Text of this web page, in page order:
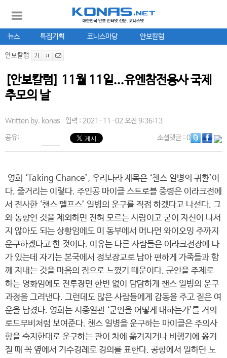
뉴스 특집기획 코나스마당 안보칼럼
안보칼럼
[안보칼럼] 11월 11일...유엔참전용사 국제
추모의 날
Written by. konas 입력 : 2021-11-02 오전 9:36:13
공유: 소셜댓글: 0
영화 ‘Taking Chance’, 우리나라 제목은 ‘챈스 일병의 귀환’이
다. 줄거리는 이렇다. 주인공 마이클 스트로블 중령은 이라크전에
서 전사한 ‘챈스 펠프스’ 일병의 운구를 직접 하겠다고 나선다. 그
와 동향인 것을 제외하면 전혀 모르는 사람이고 굳이 자신이 나서
지 않아도 되는 상황임에도 미 동부에서 머나먼 와이오밍 주까지
운구하겠다고 한 것이다. 이유는 다른 사람들은 이라크전장에 나
가 있는데 자기는 본국에서 정보장교로 남아 편하게 가족들과 함
께 지내는 것을 마음의 짐으로 느꼈기 때문이다. 군인을 주제로
하는 영화임에도 전투장면 한번 없이 담담하게 챈스 일병의 운구
과정을 그려낸다. 그런데도 많은 사람들에게 감동을 주고 짙은 여
운을 남겼다. 영화는 시종일관 ‘군인을 어떻게 대하는가’를 거의
로드무비처럼 보여준다. 챈스 일병을 운구하는 마이클은 주의사
항을 숙지한대로 운구하는 관이 차에 옮겨지거나 비행기에 옮겨
질 때 꼭 옆에서 거수경례로 경의를 표한다. 공항에서 일하던 노